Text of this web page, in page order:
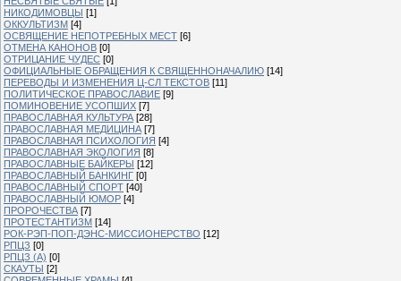
НИКОДИМОВЦЫ [1]
ОККУЛЬТИЗМ [4]
ОСВЯЩЕНИЕ НЕПОТРЕБНЫХ МЕСТ [6]
ОТМЕНА КАНОНОВ [0]
ОТРИЦАНИЕ ЧУДЕС [0]
ОФИЦИАЛЬНЫЕ ОБРАЩЕНИЯ К СВЯЩЕННОНАЧАЛИЮ [14]
ПЕРЕВОДЫ И ИЗМЕНЕНИЯ Ц-СЛ ТЕКСТОВ [11]
ПОЛИТИЧЕСКОЕ ПРАВОСЛАВИЕ [9]
ПОМИНОВЕНИЕ УСОПШИХ [7]
ПРАВОСЛАВНАЯ КУЛЬТУРА [28]
ПРАВОСЛАВНАЯ МЕДИЦИНА [7]
ПРАВОСЛАВНАЯ ПСИХОЛОГИЯ [4]
ПРАВОСЛАВНАЯ ЭКОЛОГИЯ [8]
ПРАВОСЛАВНЫЕ БАЙКЕРЫ [12]
ПРАВОСЛАВНЫЙ БАНКИНГ [0]
ПРАВОСЛАВНЫЙ СПОРТ [40]
ПРАВОСЛАВНЫЙ ЮМОР [4]
ПРОРОЧЕСТВА [7]
ПРОТЕСТАНТИЗМ [14]
РОК-РЭП-ПОП-ДЭНС-МИССИОНЕРСТВО [12]
РПЦЗ [0]
РПЦЗ (А) [0]
СКАУТЫ [2]